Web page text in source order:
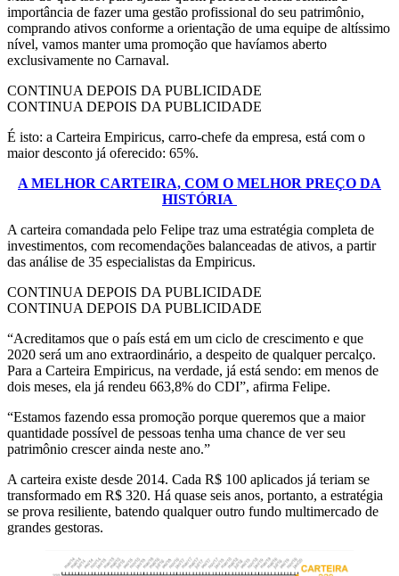
importância de fazer uma gestão profissional do seu patrimônio,
comprando ativos conforme a orientação de uma equipe de altíssimo
nível, vamos manter uma promoção que havíamos aberto
exclusivamente no Carnaval.
CONTINUA DEPOIS DA PUBLICIDADE
CONTINUA DEPOIS DA PUBLICIDADE
É isto: a Carteira Empiricus, carro-chefe da empresa, está com o
maior desconto já oferecido: 65%.
A MELHOR CARTEIRA, COM O MELHOR PREÇO DA
HISTÓRIA
A carteira comandada pelo Felipe traz uma estratégia completa de
investimentos, com recomendações balanceadas de ativos, a partir
das análise de 35 especialistas da Empiricus.
CONTINUA DEPOIS DA PUBLICIDADE
CONTINUA DEPOIS DA PUBLICIDADE
“Acreditamos que o país está em um ciclo de crescimento e que
2020 será um ano extraordinário, a despeito de qualquer percalço.
Para a Carteira Empiricus, na verdade, já está sendo: em menos de
dois meses, ela já rendeu 663,8% do CDI”, afirma Felipe.
“Estamos fazendo essa promoção porque queremos que a maior
quantidade possível de pessoas tenha uma chance de ver seu
patrimônio crescer ainda neste ano.”
A carteira existe desde 2014. Cada R$ 100 aplicados já teriam se
transformado em R$ 320. Há quase seis anos, portanto, a estratégia
se prova resiliente, batendo qualquer outro fundo multimercado de
grandes gestoras.